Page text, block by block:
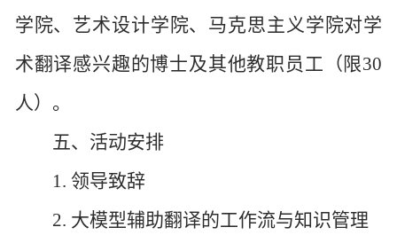
学院、艺术设计学院、马克思主义学院对学
术翻译感兴趣的博士及其他教职员工 （ 限30
人） 。
五、活动安排
1. 领导致辞
2. 大模型辅助翻译的工作流与知识管理